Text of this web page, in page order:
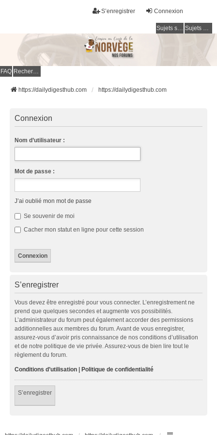
Connexion
S’enregistrer
Sujets sans réponse Sujets actifs
FAQ Rechercher
https://dailydigesthub.com https://dailydigesthub.com
Connexion
Nom d’utilisateur :
Mot de passe :
J’ai oublié mon mot de passe
Se souvenir de moi
Cacher mon statut en ligne pour cette session
S’enregistrer
Vous devez être enregistré pour vous connecter. L’enregistrement ne
prend que quelques secondes et augmente vos possibilités.
L’administrateur du forum peut également accorder des permissions
additionnelles aux membres du forum. Avant de vous enregistrer,
assurez-vous d’avoir pris connaissance de nos conditions d’utilisation
et de notre politique de vie privée. Assurez-vous de bien lire tout le
règlement du forum.
Conditions d’utilisation Politique de confidentialité
S’enregistrer